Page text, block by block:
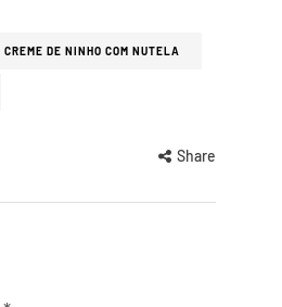
CREME DE NINHO COM NUTELA
Share